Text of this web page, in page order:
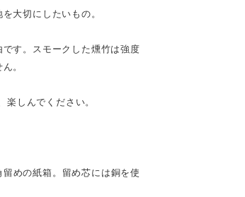
大切にしたいもの。
す。スモークした燻竹は強度
。
しんでください。
めの紙箱。留め芯には銅を使